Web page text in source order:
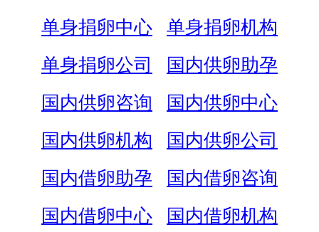
单身捐卵中心
单身捐卵机构
单身捐卵公司
国内供卵助孕
国内供卵咨询
国内供卵中心
国内供卵机构
国内供卵公司
国内借卵助孕
国内借卵咨询
国内借卵中心
国内借卵机构